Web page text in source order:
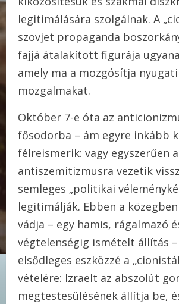
legitimálására szolgálnak. A
szovjet propaganda
fajjá átalakított figurája
amely ma a mozgósítja
mozgalmakat.
Október 7-e óta az
fősodorba – ám egyre inkább
félreismerik: vagy egyszerűen
antiszemitizmusra vezetik
semleges „politikai
legitimálják. Ebben a
vádja – egy hamis, rágalmazó
végtelenségig ismételt állítás –
elsődleges eszközzé a
vételére: Izraelt az abszolút
megtestesülésének állítja be,